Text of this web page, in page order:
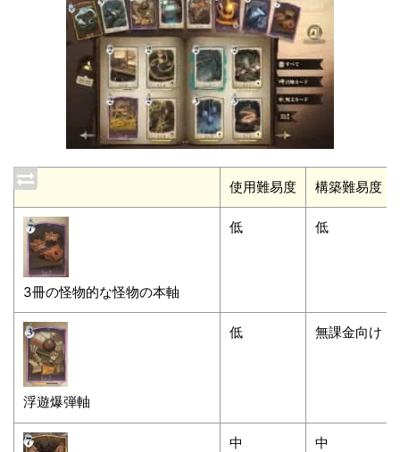
使用難易度 構築難易度
3冊の怪物的な怪物の本軸
低 低
浮遊爆弾軸
低 無課金向け
中 中